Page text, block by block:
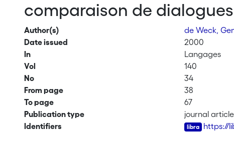
comparaison de
Author(s) de Weck,
Date issued
2000
In
Langages
Vol
140
No
34
From page
38
To page
67
Publication type
journal article
Identifiers
https://